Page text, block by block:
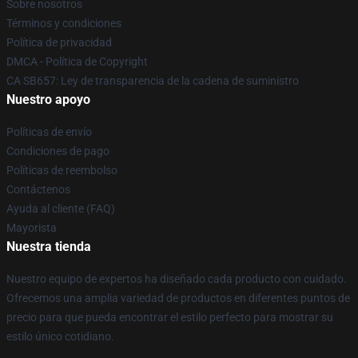
Sobre nosotros
Términos y condiciones
Política de privacidad
DMCA - Política de Copyright
CA SB657: Ley de transparencia de la cadena de suministro
Nuestro apoyo
Políticas de envío
Condiciones de pago
Políticas de reembolso
Contáctenos
Ayuda al cliente (FAQ)
Mayorista
Nuestra tienda
Nuestro equipo de expertos ha diseñado cada producto con cuidado.
Ofrecemos una amplia variedad de productos en diferentes puntos de
precio para que pueda encontrar el estilo perfecto para mostrar su
estilo único cotidiano.